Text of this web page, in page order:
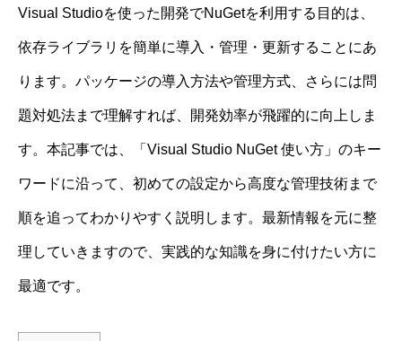
Visual Studioを使った開発でNuGetを利用する目的は、
依存ライブラリを簡単に導入・管理・更新することにあ
ります。パッケージの導入方法や管理方式、さらには問
題対処法まで理解すれば、開発効率が飛躍的に向上しま
す。本記事では、「Visual Studio NuGet 使い方」のキー
ワードに沿って、初めての設定から高度な管理技術まで
順を追ってわかりやすく説明します。最新情報を元に整
理していきますので、実践的な知識を身に付けたい方に
最適です。